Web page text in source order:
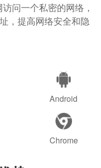
问一个私密的网络，
，提高网络安全和隐
Android
Chrome